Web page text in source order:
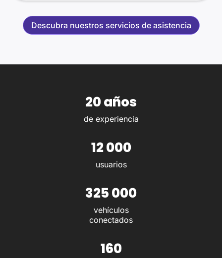
Descubra nuestros servicios de asistencia
20 años
de experiencia
12 000
usuarios
325 000
vehículos
conectados
160